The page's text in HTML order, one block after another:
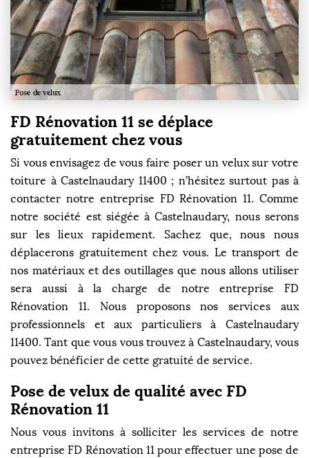
FD Rénovation 11 se déplace
gratuitement chez vous
Si vous envisagez de vous faire poser un velux sur votre
toiture à Castelnaudary 11400 ; n’hésitez surtout pas à
contacter notre entreprise FD Rénovation 11. Comme
notre société est siégée à Castelnaudary, nous serons
sur les lieux rapidement. Sachez que, nous nous
déplacerons gratuitement chez vous. Le transport de
nos matériaux et des outillages que nous allons utiliser
sera aussi à la charge de notre entreprise FD
Rénovation 11. Nous proposons nos services aux
professionnels et aux particuliers à Castelnaudary
11400. Tant que vous vous trouvez à Castelnaudary, vous
pouvez bénéficier de cette gratuité de service.
Pose de velux de qualité avec FD
Rénovation 11
Nous vous invitons à solliciter les services de notre
entreprise FD Rénovation 11 pour effectuer une pose de